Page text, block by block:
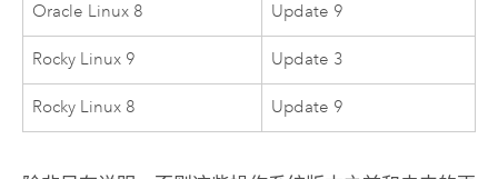
Oracle Linux 8 Update 9
Rocky Linux 9 Update 3
Rocky Linux 8 Update 9